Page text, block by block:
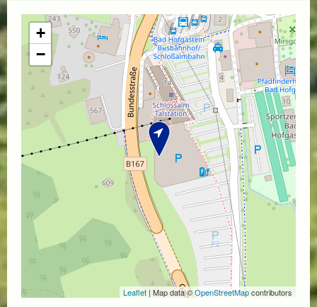
+
−
Leaflet | Map data ©OpenStreetMapcontributors